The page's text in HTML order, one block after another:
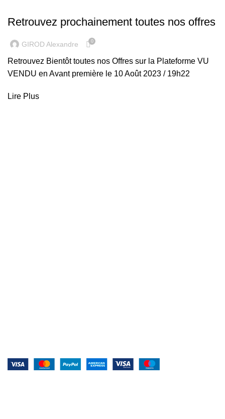
Retrouvez prochainement toutes nos offres
GIROD Alexandre 0
Retrouvez Bientôt toutes nos Offres sur la Plateforme VU
VENDU en Avant première le 10 Août 2023 / 19h22
Lire Plus